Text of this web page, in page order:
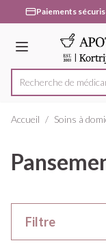
Aller au contenu
1 de 1
Paiements
Menu
Rechercher
Recherche de
Accueil / Soins à
Filtre